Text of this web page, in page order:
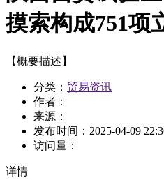
摸索构成751项
【概要描述】
分类： 贸易资讯
作者：
来源：
发布时间： 2025-04-09
访问量：
详情